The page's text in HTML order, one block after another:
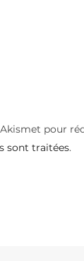
pour
sont traitées.